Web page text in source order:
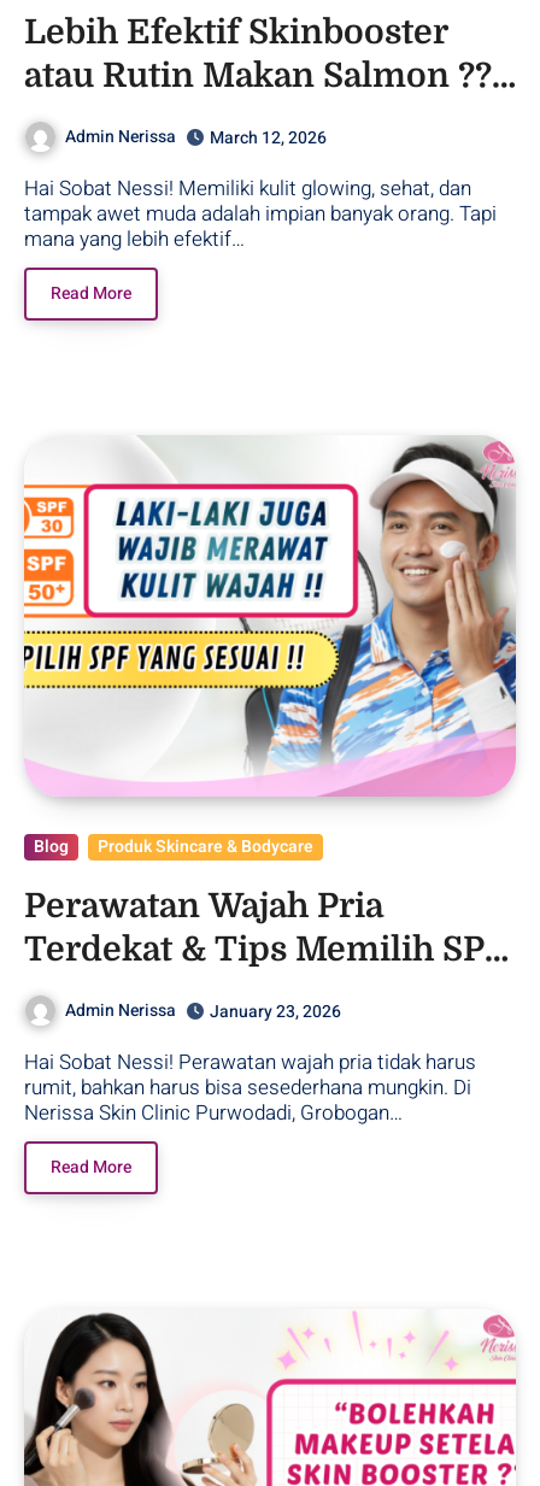
Lebih Efektif Skinbooster
atau Rutin Makan Salmon ??
– Purwodadi
Admin Nerissa March 12, 2026
Hai Sobat Nessi! Memiliki kulit glowing, sehat, dan
tampak awet muda adalah impian banyak orang. Tapi
mana yang lebih efektif…
Read More
Blog Produk Skincare & Bodycare
Perawatan Wajah Pria
Terdekat & Tips Memilih SPF
Paling Cocok!
Admin Nerissa January 23, 2026
Hai Sobat Nessi! Perawatan wajah pria tidak harus
rumit, bahkan harus bisa sesederhana mungkin. Di
Nerissa Skin Clinic Purwodadi, Grobogan…
Read More